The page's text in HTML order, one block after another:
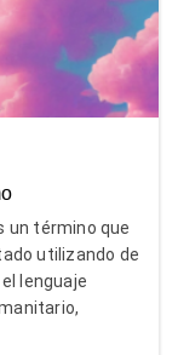
un término que
utilizando de
lenguaje